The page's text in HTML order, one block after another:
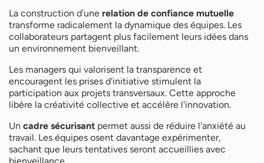
La construction d'une relation de confiance mutuelle
transforme radicalement la dynamique des équipes. Les
collaborateurs partagent plus facilement leurs idées dans
un environnement bienveillant.
Les managers qui valorisent la transparence et
encouragent les prises d'initiative stimulent la
participation aux projets transversaux. Cette approche
libère la créativité collective et accélère l'innovation.
Un cadre sécurisant permet aussi de réduire l'anxiété au
travail. Les équipes osent davantage expérimenter,
sachant que leurs tentatives seront accueillies avec